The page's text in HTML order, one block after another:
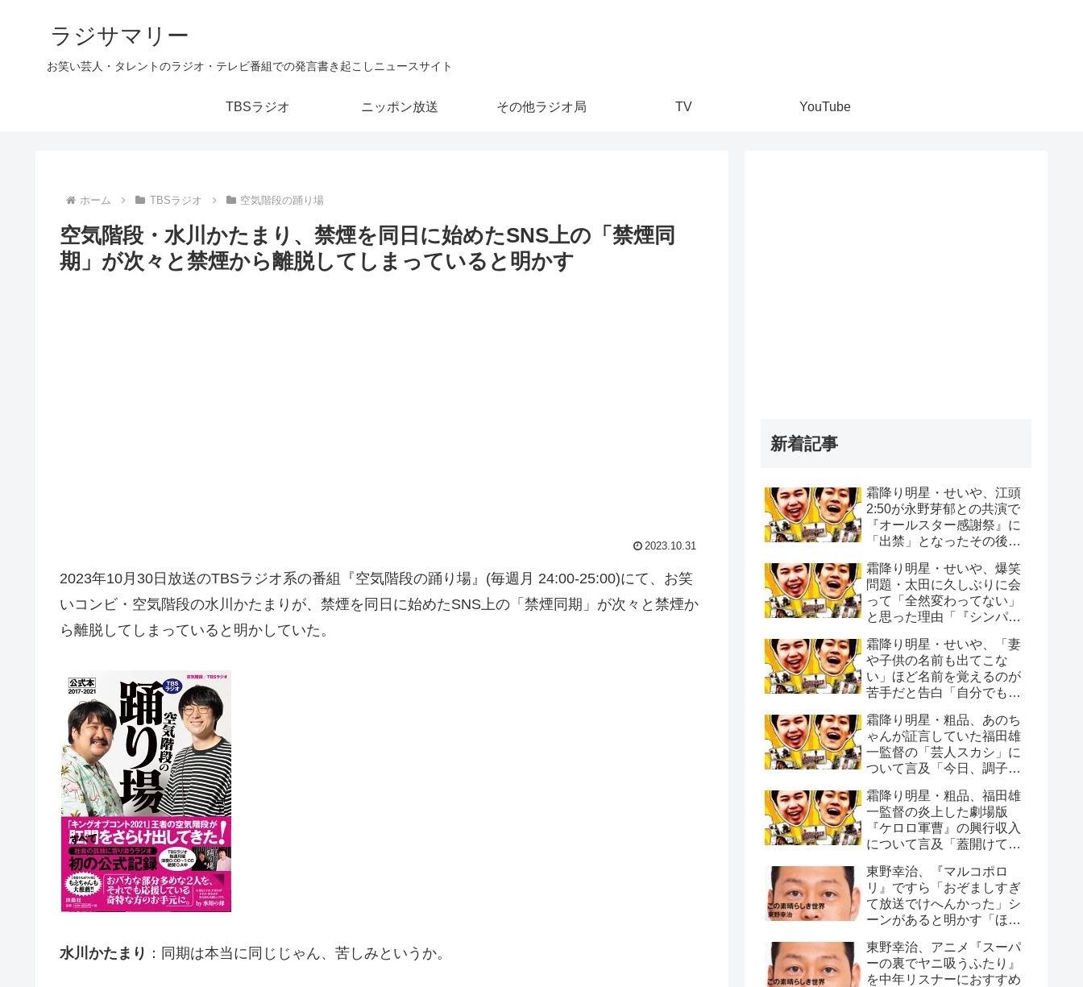
ラジサマリー
お笑い芸人・タレントのラジオ・テレビ番組での発言書き起こしニュースサイト
TBSラジオ ニッポン放送 その他ラジオ局 TV YouTube
ホーム TBSラジオ 空気階段の踊り場
空気階段・水川かたまり、禁煙を同日に始めたSNS上の「禁煙同
期」が次々と禁煙から離脱してしまっていると明かす
2023.10.31
2023年10月30日放送のTBSラジオ系の番組『空気階段の踊り場』(毎週月 24:00-25:00)にて、お笑
いコンビ・空気階段の水川かたまりが、禁煙を同日に始めたSNS上の「禁煙同期」が次々と禁煙か
ら離脱してしまっていると明かしていた。
水川かたまり ：同期は本当に同じじゃん、苦しみというか。
新着記事
霜降り明星・せいや、江頭
2:50が永野芽郁との共演で
『オールスター感謝祭』に
「出禁」となったその後
ゃんねるで撮影を…」
霜降り明星・せいや、爆笑
問題・太田に久しぶりに会
って「全然変わってない」
と思った理由「『シンパイ
ない」
霜降り明星・せいや、「妻
や子供の名前も出てこな
い」ほど名前を覚えるのが
苦手だと告白「自分でもビ
霜降り明星・粗品、あのち
ゃんが証言していた福田雄
一監督の「芸人スカシ」に
ついて言及「今日、調子悪
霜降り明星・粗品、福田雄
一監督の炎上した劇場版
『ケロロ軍曹』の興行収入
について言及「蓋開けてみ
東野幸治、『マルコポロ
リ』ですら「おぞましすぎ
て放送でけへんかった」シ
ーンがあると明かす「ほん
て…」
東野幸治、アニメ『スーパ
ーの裏でヤニ吸うふたり』
を中年リスナーにおすすめ